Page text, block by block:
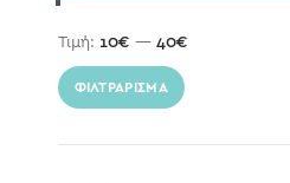
ΦΙΛΤΡΆΡΙΣΜΑ
Τιμή: 10€ — 40€